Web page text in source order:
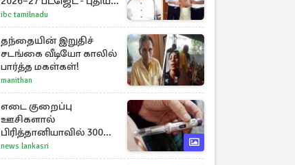
நலத்திட்டங்கள்
என்னென்ன?
ibc tamilnadu
தந்தையின் இறுதிச்
சடங்கை வீடியோ காலில்
பார்த்த மகள்கள்!
manithan
எடை குறைப்பு
ஊசிகளால்
பிரித்தானியாவில் 300
சதவீதம் அதிகரித்த
இறப்பு எண்ணிக்கை
news lankasri